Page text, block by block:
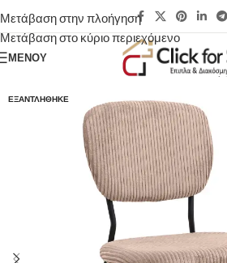
Μετάβαση στην πλοήγηση
Μετάβαση στο κύριο περιεχόμενο
ΜΕΝΟΎ
ΕΞΑΝΤΛΉΘΗΚΕ